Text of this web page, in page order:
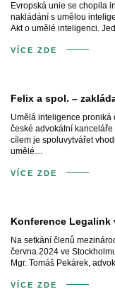
Evropská unie se chopila
nakládání s umělou
Akt o umělé inteligenci.
VÍCE ZDE
Felix a spol. –
Umělá inteligence proniká
české advokátní
cílem je spoluvytvářet
umělé…
VÍCE ZDE
Konference Legalink
Na setkání členů
června 2024 ve
Mgr. Tomáš Pekárek,
VÍCE ZDE